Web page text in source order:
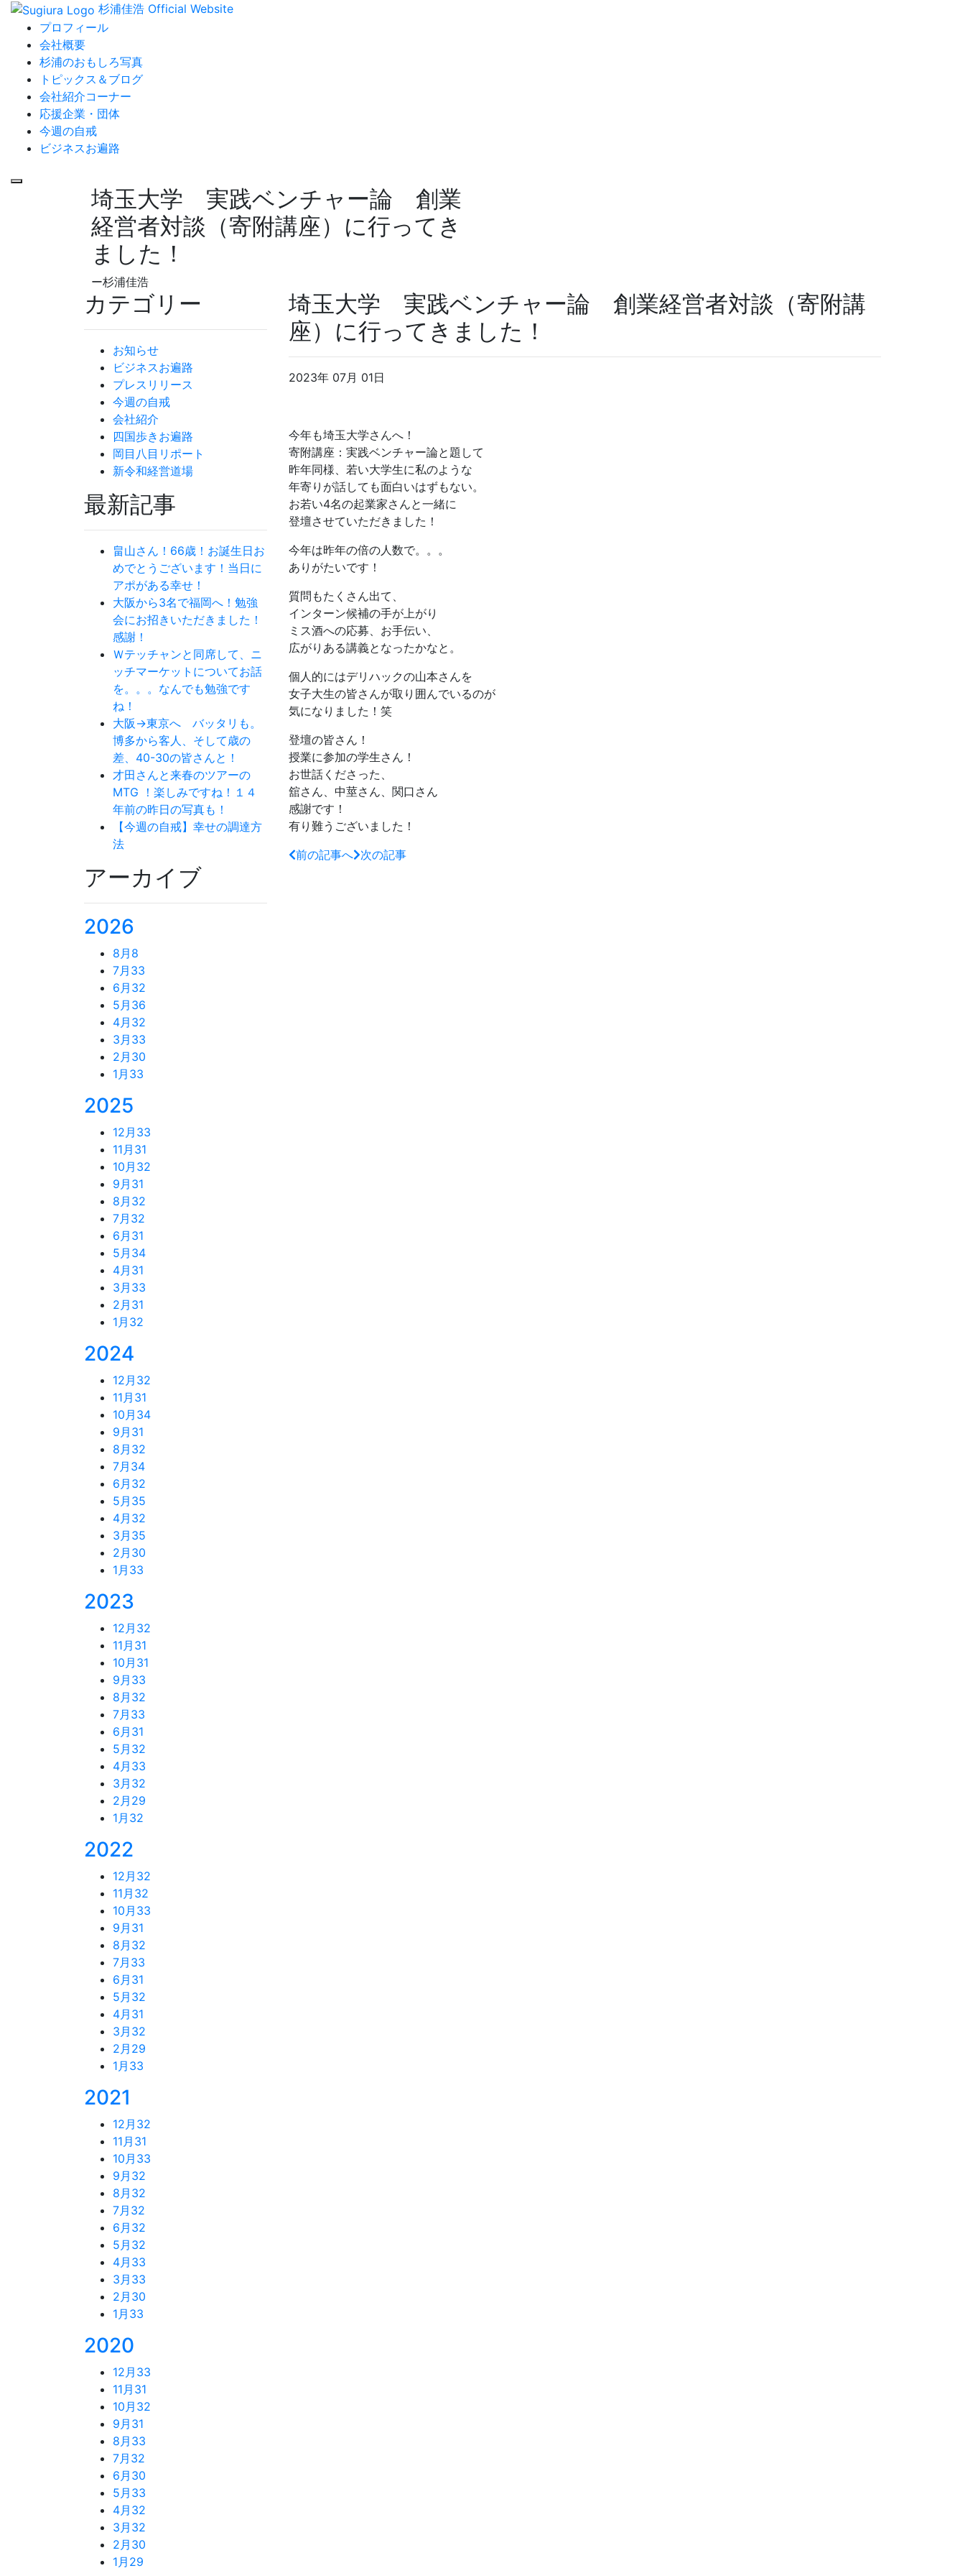
杉浦佳浩 Official Website
プロフィール
会社概要
杉浦のおもしろ写真
トピックス＆ブログ
会社紹介コーナー
応援企業・団体
今週の自戒
ビジネスお遍路
埼玉大学 実践ベンチャー論 創業
経営者対談（寄附講座）に行ってき
ました！
ー杉浦佳浩
埼玉大学 実践ベンチャー論 創業経営者対談（寄附講
座）に行ってきました！
2023年 07月 01日
今年も埼玉大学さんへ！
寄附講座：実践ベンチャー論と題して
昨年同様、若い大学生に私のような
年寄りが話しても面白いはずもない。
お若い4名の起業家さんと一緒に
登壇させていただきました！
今年は昨年の倍の人数で。。。
ありがたいです！
質問もたくさん出て、
インターン候補の手が上がり
ミス酒への応募、お手伝い、
広がりある講義となったかなと。
個人的にはデリハックの山本さんを
女子大生の皆さんが取り囲んでいるのが
気になりました！笑
登壇の皆さん！
授業に参加の学生さん！
お世話くださった、
舘さん、中莖さん、関口さん
感謝です！
有り難うございました！
前の記事へ 次の記事
カテゴリー
お知らせ
ビジネスお遍路
プレスリリース
今週の自戒
会社紹介
四国歩きお遍路
岡目八目リポート
新令和経営道場
最新記事
畠山さん！66歳！お誕生日お
めでとうございます！当日に
アポがある幸せ！
大阪から3名で福岡へ！勉強
会にお招きいただきました！
感謝！
Ｗテッチャンと同席して、ニ
ッチマーケットについてお話
を。。。なんでも勉強です
ね！
大阪→東京へ バッタリも。
博多から客人、そして歳の
差、40-30の皆さんと！
才田さんと来春のツアーの
MTG ！楽しみですね！１４
年前の昨日の写真も！
【今週の自戒】幸せの調達方
法
アーカイブ
2026
8月 8
7月 33
6月 32
5月 36
4月 32
3月 33
2月 30
1月 33
2025
12月 33
11月 31
10月 32
9月 31
8月 32
7月 32
6月 31
5月 34
4月 31
3月 33
2月 31
1月 32
2024
12月 32
11月 31
10月 34
9月 31
8月 32
7月 34
6月 32
5月 35
4月 32
3月 35
2月 30
1月 33
2023
12月 32
11月 31
10月 31
9月 33
8月 32
7月 33
6月 31
5月 32
4月 33
3月 32
2月 29
1月 32
2022
12月 32
11月 32
10月 33
9月 31
8月 32
7月 33
6月 31
5月 32
4月 31
3月 32
2月 29
1月 33
2021
12月 32
11月 31
10月 33
9月 32
8月 32
7月 32
6月 32
5月 32
4月 33
3月 33
2月 30
1月 33
2020
12月 33
11月 31
10月 32
9月 31
8月 33
7月 32
6月 30
5月 33
4月 32
3月 32
2月 30
1月 29